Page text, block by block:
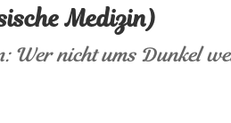
Medizin)
Wer nicht ums Dunkel